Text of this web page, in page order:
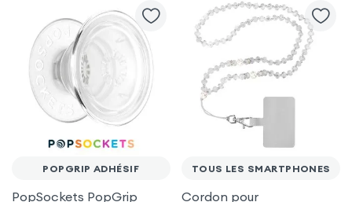
POPGRIP ADHÉSIF
PopSockets PopGrip
TOUS LES SMARTPHONES
Cordon pour